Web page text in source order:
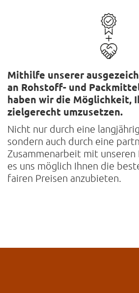
Mithilfe unserer
an Rohstoff- und
haben wir die Möglichkeit,
zielgerecht umzusetzen.
Nicht nur durch eine
sondern auch durch eine
Zusammenarbeit mit
es uns möglich Ihnen die
fairen Preisen anzubieten.